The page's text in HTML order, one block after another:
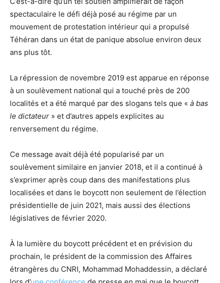
spectaculaire le défi déjà posé au régime par un
mouvement de protestation intérieur qui a propulsé
Téhéran dans un état de panique absolue environ deux
ans plus tôt.
La répression de novembre 2019 est apparue en réponse
à un soulèvement national qui a touché près de 200
localités et a été marqué par des slogans tels que « à bas
le dictateur » et d’autres appels explicites au
renversement du régime.
Ce message avait déjà été popularisé par un
soulèvement similaire en janvier 2018, et il a continué à
s’exprimer après coup dans des manifestations plus
localisées et dans le boycott non seulement de l’élection
présidentielle de juin 2021, mais aussi des élections
législatives de février 2020.
À la lumière du boycott précédent et en prévision du
prochain, le président de la commission des Affaires
étrangères du CNRI, Mohammad Mohaddessin, a déclaré